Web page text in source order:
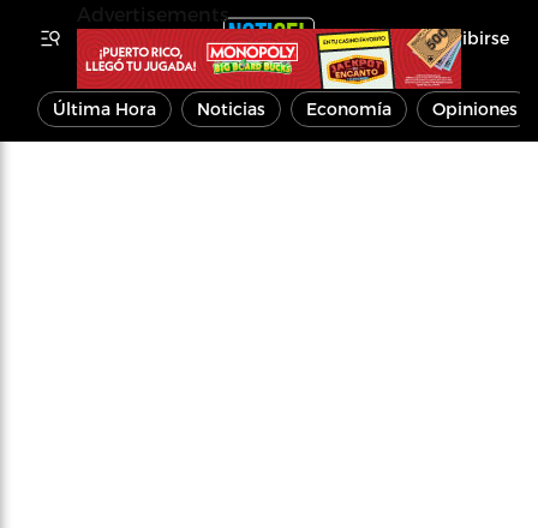
Inscribirse
Última Hora Noticias Economía Opiniones
Advertisements